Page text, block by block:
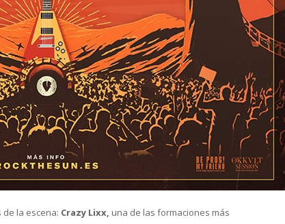
la escena: Crazy Lixx, una de las formaciones más